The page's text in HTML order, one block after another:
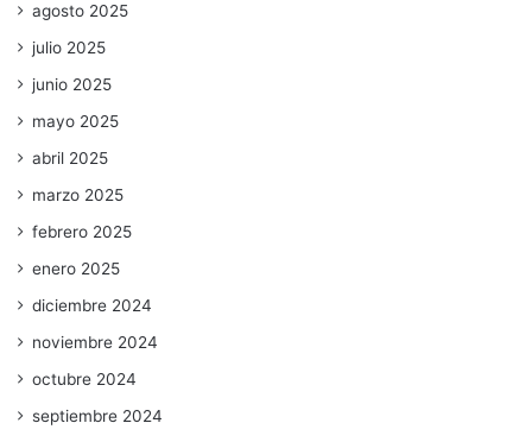
agosto 2025
julio 2025
junio 2025
mayo 2025
abril 2025
marzo 2025
febrero 2025
enero 2025
diciembre 2024
noviembre 2024
octubre 2024
septiembre 2024